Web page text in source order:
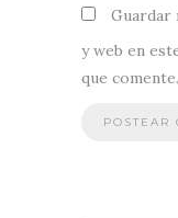
Guardar
y web en
que comente.